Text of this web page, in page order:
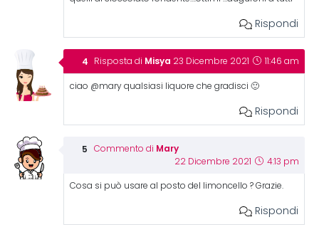
Rispondi
Risposta di Misya 23 Dicembre 2021 11:46 am
ciao @mary qualsiasi liquore che gradisci 🙂
Rispondi
Commento di Mary
22 Dicembre 2021 4:13 pm
Cosa si può usare al posto del limoncello ? Grazie.
Rispondi